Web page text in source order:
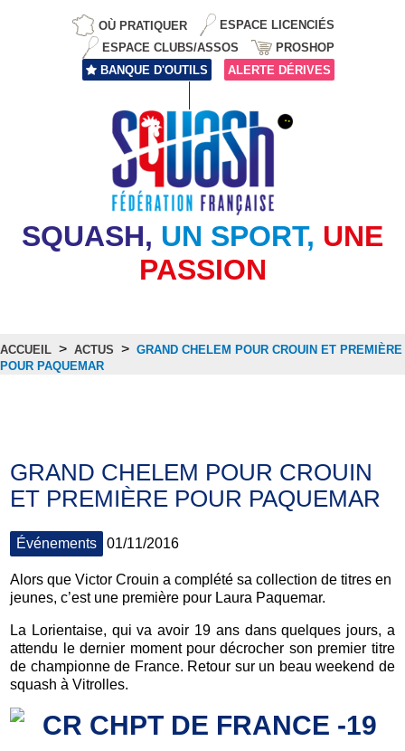
OÙ PRATIQUER
ESPACE LICENCIÉS
ESPACE CLUBS/ASSOS
PROSHOP
BANQUE D'OUTILS
ALERTE DÉRIVES
SQUASH, UN SPORT, UNE
PASSION
ACCUEIL > ACTUS > GRAND CHELEM POUR CROUIN ET PREMIÈRE
POUR PAQUEMAR
GRAND CHELEM POUR CROUIN
ET PREMIÈRE POUR PAQUEMAR
Événements 01/11/2016
Alors que Victor Crouin a complété sa collection de titres en
jeunes, c’est une première pour Laura Paquemar.
La Lorientaise, qui va avoir 19 ans dans quelques jours, a
attendu le dernier moment pour décrocher son premier titre
de championne de France. Retour sur un beau weekend de
squash à Vitrolles.